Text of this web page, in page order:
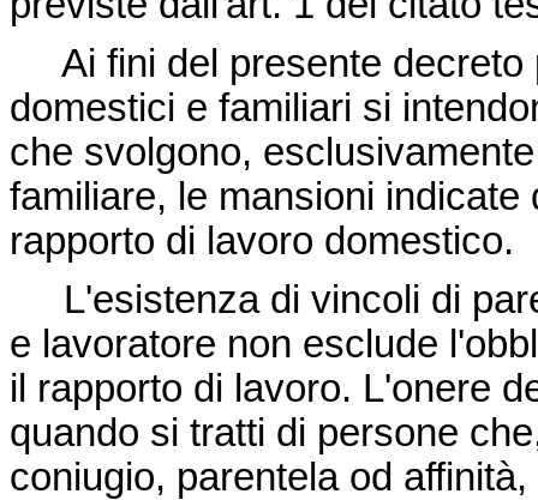
Ai fini del presente decreto
domestici e familiari si
che svolgono,
familiare, le mansioni
rapporto di lavoro domestico.
L'esistenza di vincoli di
e lavoratore non esclude
il rapporto di lavoro. L'onere
quando si tratti di persone
coniugio, parentela od